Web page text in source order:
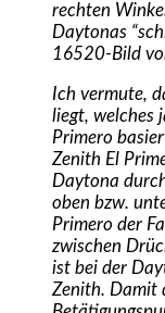
rechten
Daytonas
16520-Bild
Ich vermute,
liegt, welches
Primero
Zenith El
Daytona
oben bzw.
Primero der
zwischen
ist bei der
Zenith. Damit